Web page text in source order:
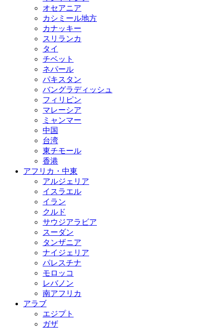
オセアニア
カシミール地方
カナッキー
スリランカ
タイ
チベット
ネパール
パキスタン
バングラディッシュ
フィリピン
マレーシア
ミャンマー
中国
台湾
東チモール
香港
アフリカ・中東
アルジェリア
イスラエル
イラン
クルド
サウジアラビア
スーダン
タンザニア
ナイジェリア
パレスチナ
モロッコ
レバノン
南アフリカ
アラブ
エジプト
ガザ